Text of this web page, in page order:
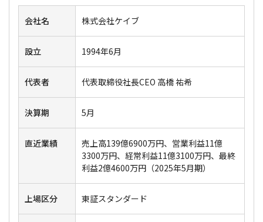
会社名 株式会社ケイブ
設立 1994年6月
代表者 代表取締役社長CEO 高橋 祐希
決算期 5月
直近業績
売上高139億6900万円、営業利益11億
3300万円、経常利益11億3100万円、最終
利益2億4600万円（2025年5月期）
上場区分 東証スタンダード